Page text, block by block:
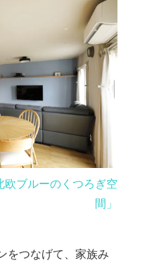
ブルーのくつろぎ空
間」
をつなげて、家族み